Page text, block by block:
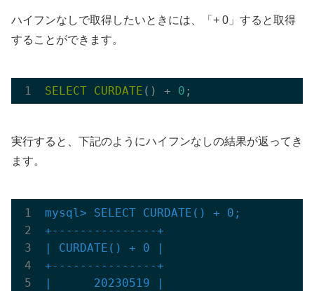
ハイフンなしで取得したいときには、「+ 0」すると取得
することができます。
SELECT CURDATE () + 0
実行すると、下記のようにハイフンなしの結果が返ってき
ます。
mysql> SELECT CURDATE() + 0;
+---------------+
| CURDATE() + 0 |
+---------------+
|      20230519 |